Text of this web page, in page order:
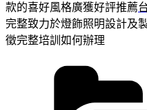
款的喜好風格廣獲好評推薦
完整致力於燈飾照明設計及
徵完整培訓如何辦理